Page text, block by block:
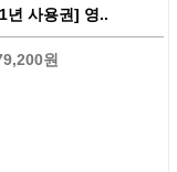
년 사용권] 영..
원